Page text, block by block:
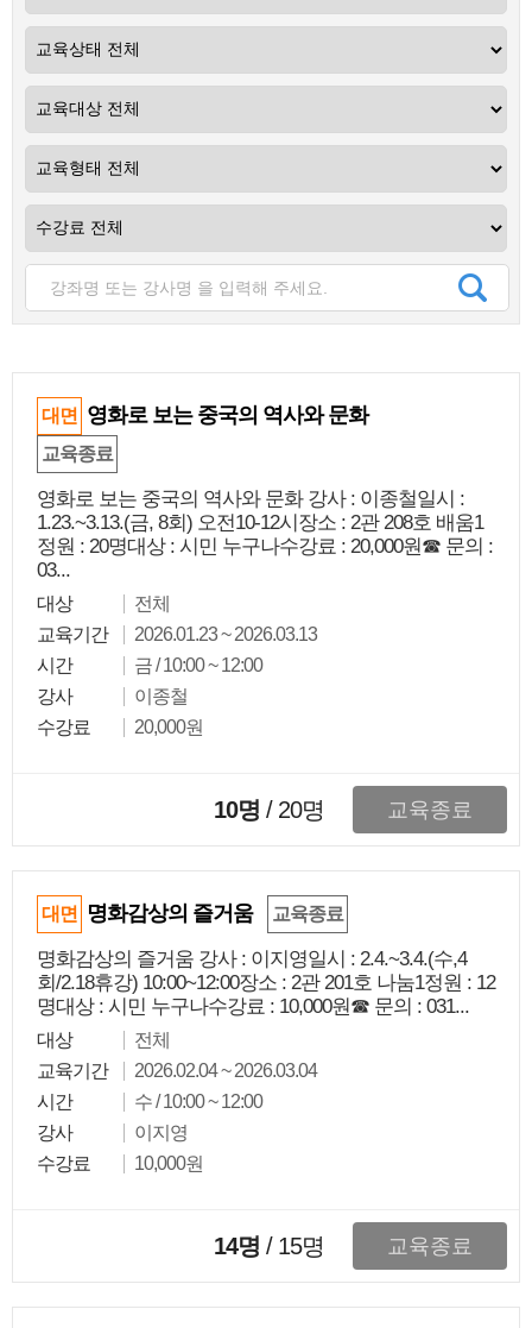
대면 영화로 보는 중국의 역사와 문화
교육종료
영화로 보는 중국의 역사와 문화 강사 : 이종철일시 :
1.23.~3.13.(금, 8회) 오전10-12시장소 : 2관 208호 배움1
정원 : 20명대상 : 시민 누구나수강료 : 20,000원☎ 문의 :
03...
대상
전체
교육기간
2026.01.23 ~ 2026.03.13
시간
금 / 10:00 ~ 12:00
강사
이종철
수강료
20,000원
10명 / 20명 교육종료
대면 명화감상의 즐거움 교육종료
명화감상의 즐거움 강사 : 이지영일시 : 2.4.~3.4.(수,4
회/2.18휴강) 10:00~12:00장소 : 2관 201호 나눔1정원 : 12
명대상 : 시민 누구나수강료 : 10,000원☎ 문의 : 031...
대상
전체
교육기간
2026.02.04 ~ 2026.03.04
시간
수 / 10:00 ~ 12:00
강사
이지영
수강료
10,000원
14명 / 15명 교육종료